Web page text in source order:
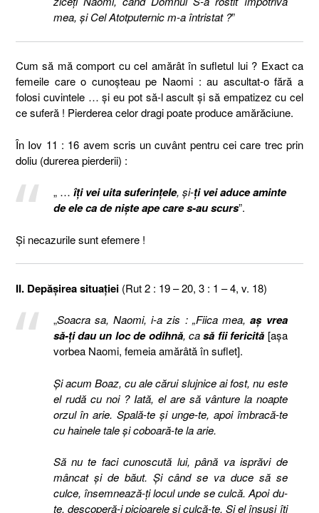
mea, şi Cel Atotputernic m-a întristat ?”
Cum să mă comport cu cel amărât în sufletul lui ? Exact ca
femeile care o cunoşteau pe Naomi : au ascultat-o fără a
folosi cuvintele … şi eu pot să-l ascult şi să empatizez cu cel
ce suferă ! Pierderea celor dragi poate produce amărăciune.
În Iov 11 : 16 avem scris un cuvânt pentru cei care trec prin
doliu (durerea pierderii) :
„ … îţi vei uita suferinţele, şi-ţi vei aduce aminte
de ele ca de nişte ape care s-au scurs”.
Şi necazurile sunt efemere !
II. Depăşirea situaţiei (Rut 2 : 19 – 20, 3 : 1 – 4, v. 18)
„Soacra sa, Naomi, i-a zis : „Fiica mea,aş vrea
să-ţi dau un loc de odihnă, casă fii fericită [aşa
vorbea Naomi, femeia amărâtă în suflet].
Şi acum Boaz, cu ale cărui slujnice ai fost, nu este
el rudă cu noi ? Iată, el are să vânture la noapte
orzul în arie. Spală-te şi unge-te, apoi îmbracă-te
cu hainele tale şi coboară-te la arie.
Să nu te faci cunoscută lui, până va isprăvi de
mâncat şi de băut. Şi când se va duce să se
culce, însemnează-ţi locul unde se culcă. Apoi du-
te, descoperă-i picioarele şi culcă-te. Şi el însuşi îţi